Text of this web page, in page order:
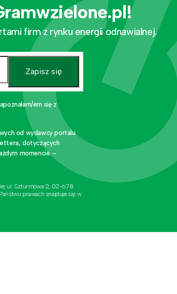
firm z rynku energii odnawialnej.
Zapisz się
em się z
od wydawcy portalu
dotyczących
momencie –
ul. Szturmowa 2, 02-678
prawach znajduje się w